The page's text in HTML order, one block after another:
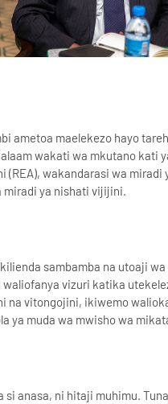
ametoa maelekezo hayo
wakati wa mkutano kati
(REA), wakandarasi wa miradi
miradi ya nishati vijijini.
sambamba na utoaji
vizuri katika
na vitongojini, ikiwemo
ya muda wa mwisho wa
si anasa, ni hitaji muhimu.